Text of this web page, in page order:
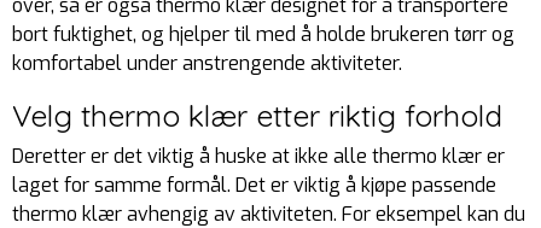
over, så er også thermo klær designet for å transportere
bort fuktighet, og hjelper til med å holde brukeren tørr og
komfortabel under anstrengende aktiviteter.
Velg thermo klær etter riktig forhold
Deretter er det viktig å huske at ikke alle thermo klær er
laget for samme formål. Det er viktig å kjøpe passende
thermo klær avhengig av aktiviteten. For eksempel kan du